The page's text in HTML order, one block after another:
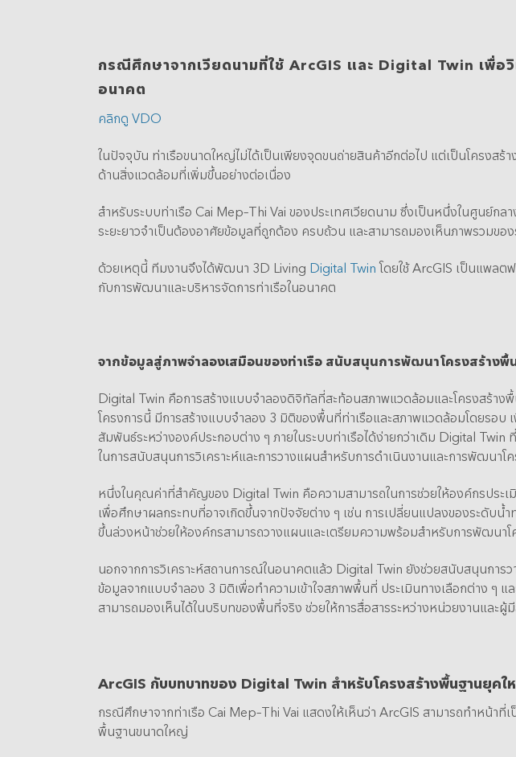
กรณีศึกษาจากเวียดนามที่ใช้ ArcGIS และ Digital Twin เพื่
อนาคต
คลิกดู VDO
ในปัจจุบัน ท่าเรือขนาดใหญ่ไม่ได้เป็นเพียงจุดขนถ่ายสินค้าอีกต่อไป แต่เป็นโครงส
ด้านสิ่งแวดล้อมที่เพิ่มขึ้นอย่างต่อเนื่อง
สำหรับระบบท่าเรือ Cai Mep–Thi Vai ของประเทศเวียดนาม ซึ่งเป็นหนึ่งในศูนย์ก
ระยะยาวจำเป็นต้องอาศัยข้อมูลที่ถูกต้อง ครบถ้วน และสามารถมองเห็นภาพรวมขอ
ด้วยเหตุนี้ ทีมงานจึงได้พัฒนา 3D Living Digital Twin โดยใช้ ArcGIS เป็นแพลต
กับการพัฒนาและบริหารจัดการท่าเรือในอนาคต
จากข้อมูลสู่ภาพจำลองเสมือนของท่าเรือ สนับสนุนการพัฒนาโครงสร้าง
Digital Twin คือการสร้างแบบจำลองดิจิทัลที่สะท้อนสภาพแวดล้อมและโครงสร้าง
โครงการนี้ มีการสร้างแบบจำลอง 3 มิติของพื้นที่ท่าเรือและสภาพแวดล้อมโดยรอบ
สัมพันธ์ระหว่างองค์ประกอบต่าง ๆ ภายในระบบท่าเรือได้ง่ายกว่าเดิม Digital
ในการสนับสนุนการวิเคราะห์และการวางแผนสำหรับการดำเนินงานและการพัฒนาโ
หนึ่งในคุณค่าที่สำคัญของ Digital Twin คือความสามารถในการช่วยให้องค์กรประ
เพื่อศึกษาผลกระทบที่อาจเกิดขึ้นจากปัจจัยต่าง ๆ เช่น การเปลี่ยนแปลงของระดับน้
ขึ้นล่วงหน้าช่วยให้องค์กรสามารถวางแผนและเตรียมความพร้อมสำหรับการพัฒนา
นอกจากการวิเคราะห์สถานการณ์ในอนาคตแล้ว Digital Twin ยังช่วยสนับสนุนกา
ข้อมูลจากแบบจำลอง 3 มิติเพื่อทำความเข้าใจสภาพพื้นที่ ประเมินทางเลือกต่าง ๆ
สามารถมองเห็นได้ในบริบทของพื้นที่จริง ช่วยให้การสื่อสารระหว่างหน่วยงานและผู้
ArcGIS กับบทบาทของ Digital Twin สำหรับโครงสร้างพื้นฐานยุคใ
กรณีศึกษาจากท่าเรือ Cai Mep–Thi Vai แสดงให้เห็นว่า ArcGIS สามารถทำหน้า
พื้นฐานขนาดใหญ่